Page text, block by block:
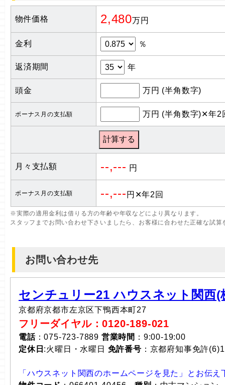
物件価格 2,480万円
金利 ％
返済期間 年
頭金 万円 (半角数字)
ボーナス月の支払額 万円 (半角数字)✕年2
月々支払額 --,--- 円
ボーナス月の支払額 --,--- 円✕年2回
※実際の適用金利は借りる方の年齢や年収などにより異なります。
スタッフまでお問い合わせ下さいましたら、お客様に合わせた正確な試算
お問い合わせ先
センチュリー21 ハウスネット関西(
京都府京都市左京区下鴨西本町27
フリーダイヤル：0120-189-021
電話：075-723-7889 営業時間 ：9:00-19:00
定休日 :火曜日・水曜日 免許番号 ：京都府知事免許
「ハウスネット関西のホームページを見た」とお伝え